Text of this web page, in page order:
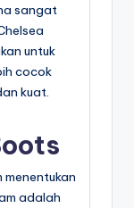
sangat
untuk
cocok
kuat.
adalah